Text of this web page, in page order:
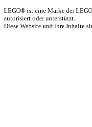
LEGO® ist eine Marke der
autorisiert oder unterstützt.
Diese Website und ihre Inhalte